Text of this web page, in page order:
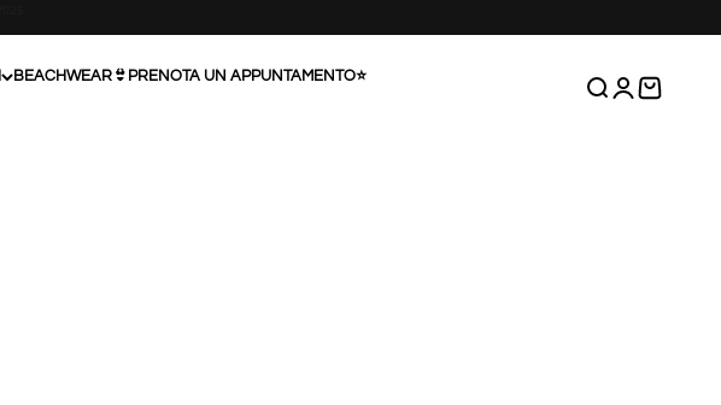
BEACHWEAR👙 PRENOTA UN APPUNTAMENTO⭐
CercaAccediCarrello